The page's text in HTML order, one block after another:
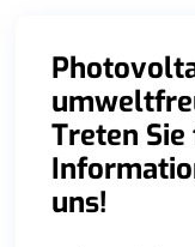
Treten
uns!